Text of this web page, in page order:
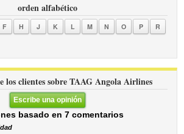
orden alfabético
F H J K L M N O P
R
los clientes sobre TAAG Angola Airlines
Escribe una opinión
basado en 7 comentarios